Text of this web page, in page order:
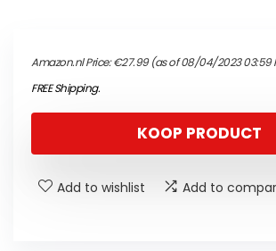
Amazon.nl Price:€27.99(as of 08/04/2023 03:59
FREE Shipping.
KOOP PRODUCT
Add to wishlist Add to